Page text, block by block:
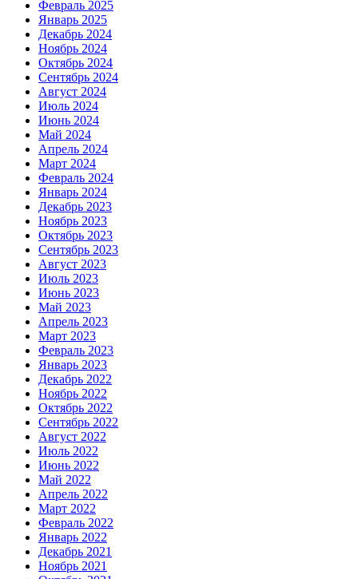
Февраль 2025
Январь 2025
Декабрь 2024
Ноябрь 2024
Октябрь 2024
Сентябрь 2024
Август 2024
Июль 2024
Июнь 2024
Май 2024
Апрель 2024
Март 2024
Февраль 2024
Январь 2024
Декабрь 2023
Ноябрь 2023
Октябрь 2023
Сентябрь 2023
Август 2023
Июль 2023
Июнь 2023
Май 2023
Апрель 2023
Март 2023
Февраль 2023
Январь 2023
Декабрь 2022
Ноябрь 2022
Октябрь 2022
Сентябрь 2022
Август 2022
Июль 2022
Июнь 2022
Май 2022
Апрель 2022
Март 2022
Февраль 2022
Январь 2022
Декабрь 2021
Ноябрь 2021